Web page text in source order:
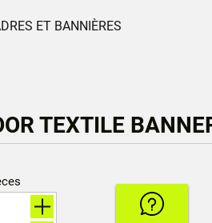
ET BANNIÈRES
TEXTILE